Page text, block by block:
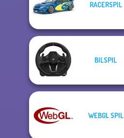
RACERSPIL
BILSPIL
WEBGL SPIL